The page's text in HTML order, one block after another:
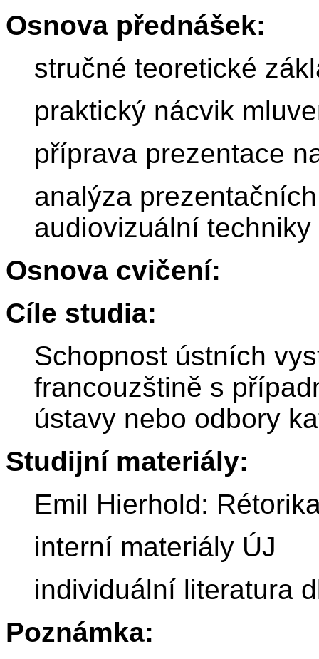
Osnova přednášek:
stručné teoretické
praktický nácvik
příprava prezentace
analýza
audiovizuální techniky
Osnova cvičení:
Cíle studia:
Schopnost ústních
francouzštině s
ústavy nebo odbory
Studijní materiály:
Emil Hierhold:
interní materiály ÚJ
individuální literatura
Poznámka: